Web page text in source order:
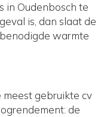
in Oudenbosch te
is, dan slaat de
warmte
gebruikte cv
de